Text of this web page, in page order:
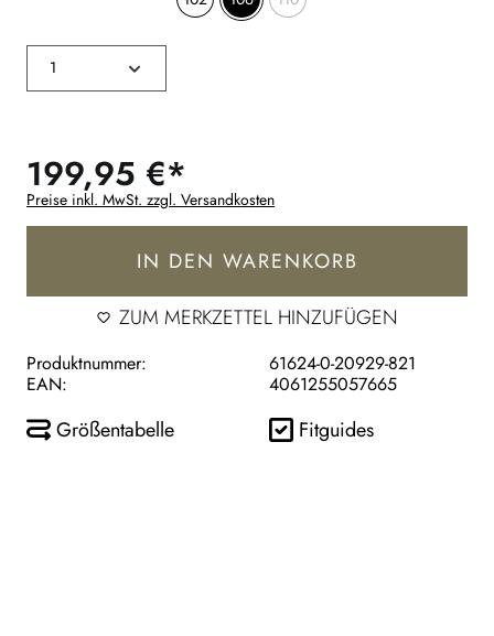
199,95 €*
Preise inkl. MwSt. zzgl. Versandkosten
IN DEN WARENKORB
ZUM MERKZETTEL HINZUFÜGEN
Produktnummer:
61624-0-20929-821
EAN:
4061255057665
Größentabelle Fitguides